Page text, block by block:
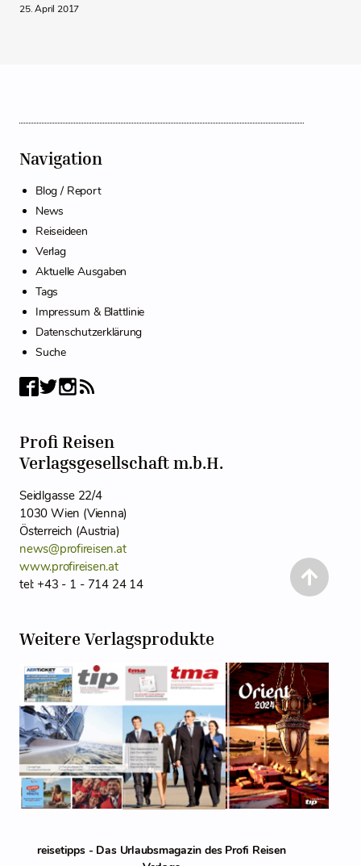
25. April 2017
Navigation
Blog / Report
News
Reiseideen
Verlag
Aktuelle Ausgaben
Tags
Impressum & Blattlinie
Datenschutzerklärung
Suche
Profi Reisen
Verlagsgesellschaft m.b.H.
Seidlgasse 22/4
1030 Wien (Vienna)
Österreich (Austria)
news@profireisen.at
www.profireisen.at
tel: +43 - 1 - 714 24 14
Weitere Verlagsprodukte
reisetipps - Das Urlaubsmagazin des Profi Reisen